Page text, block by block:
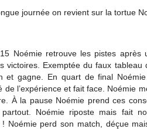
journée on revient sur la tortue
Noémie retrouve les pistes
victoires. Exemptée du faux
et gagne. En quart de final
de l’expérience et fait face. Noémie
À la pause Noémie prend ces
Noémie riposte mais fait
perd son match, déçue